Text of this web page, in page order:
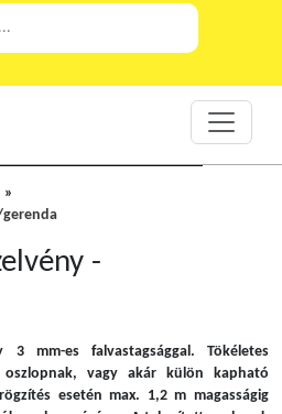
gerenda
-
3 mm-es falvastagsággal. Tökéletes
oszlopnak, vagy akár külön kapható
esetén max. 1,2 m magasságig